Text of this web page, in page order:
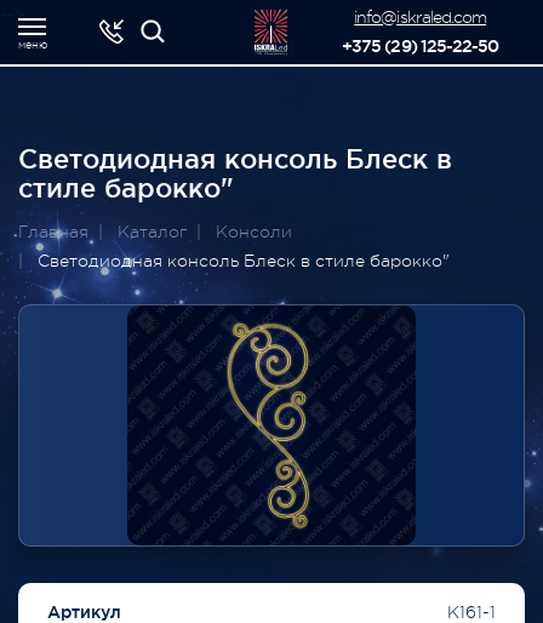
-->
меню
info@iskraled.com
+375 (29) 125-22-50
Светодиодная консоль Блеск в
стиле барокко"
Главная Каталог
Консоли
Светодиодная консоль Блеск в стиле барокко"
Артикул
K161-1